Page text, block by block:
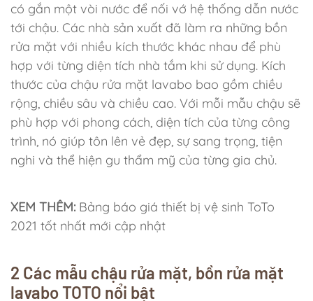
có gắn một vòi nước để nối vớ hệ thống dẫn nước
tới chậu. Các nhà sản xuất đã làm ra những bồn
rửa mặt với nhiều kích thước khác nhau để phù
hợp với từng diện tích nhà tắm khi sử dụng. Kích
thước của chậu rửa mặt lavabo bao gồm chiều
rộng, chiều sâu và chiều cao. Với mỗi mẫu chậu sẽ
phù hợp với phong cách, diện tích của từng công
trình, nó giúp tôn lên vẻ đẹp, sự sang trọng, tiện
nghi và thể hiện gu thẩm mỹ của từng gia chủ.
XEM THÊM: Bảng báo giá thiết bị vệ sinh ToTo
2021 tốt nhất mới cập nhật
2 Các mẫu chậu rửa mặt, bồn rửa mặt
lavabo TOTO nổi bật